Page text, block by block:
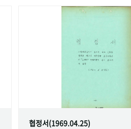
협정서(1969.04.25)